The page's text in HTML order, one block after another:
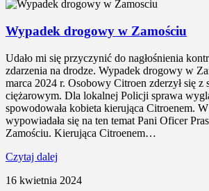
Wypadek drogowy w Zamościu
Udało mi się przyczynić do nagłośnienia
zdarzenia na drodze. Wypadek drogowy w
marca 2024 r. Osobowy Citroen zderzył się z
ciężarowym. Dla lokalnej Policji sprawa
spowodowała kobieta kierująca Citroenem.
wypowiadała się na ten temat Pani Oficer
Zamościu. Kierująca Citroenem…
Czytaj dalej
16 kwietnia 2024